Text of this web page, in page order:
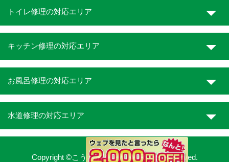
トイレ修理の対応エリア
キッチン修理の対応エリア
お風呂修理の対応エリア
水道修理の対応エリア
Copyright ©こうち水道職人. All Rights Reserved.